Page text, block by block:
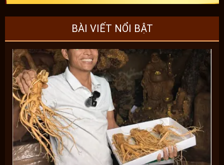
BÀI VIẾT NỔI BẬT